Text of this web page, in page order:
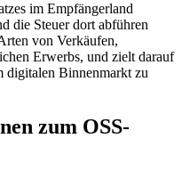
im Empfängerland
die Steuer dort abführen
von Verkäufen,
Erwerbs, und zielt darauf
digitalen Binnenmarkt zu
zum OSS-